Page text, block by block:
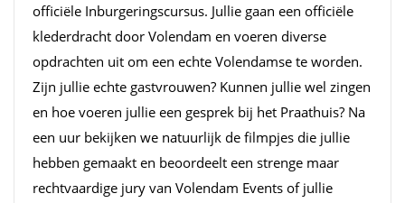
officiële Inburgeringscursus. Jullie gaan een officiële
klederdracht door Volendam en voeren diverse
opdrachten uit om een echte Volendamse te worden.
Zijn jullie echte gastvrouwen? Kunnen jullie wel zingen
en hoe voeren jullie een gesprek bij het Praathuis? Na
een uur bekijken we natuurlijk de filmpjes die jullie
hebben gemaakt en beoordeelt een strenge maar
rechtvaardige jury van Volendam Events of jullie